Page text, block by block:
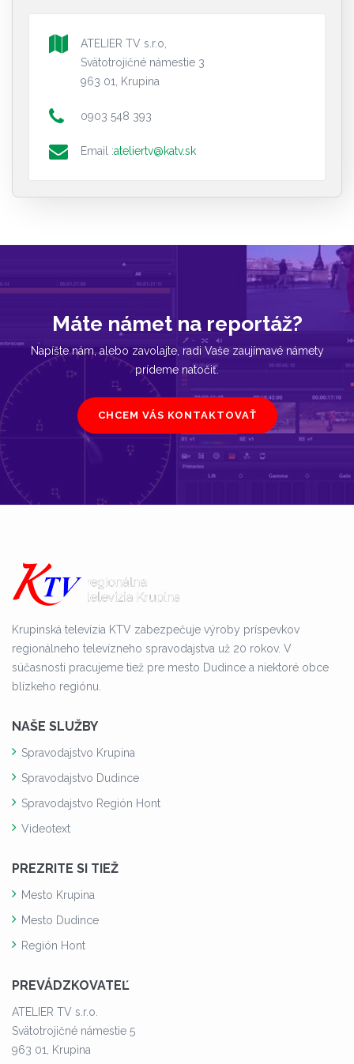
ATELIER TV s.r.o,
Svätotrojičné námestie 3
963 01, Krupina
0903 548 393
Email :ateliertv@katv.sk
Máte námet na reportáž?
Napíšte nám, alebo zavolajte, radi Vaše zaujímavé námety
prídeme natočiť.
CHCEM VÁS KONTAKTOVAŤ
Krupinská televízia KTV zabezpečuje výroby príspevkov
regionálneho televízneho spravodajstva už 20 rokov. V
súčasnosti pracujeme tiež pre mesto Dudince a niektoré obce
blízkeho regiónu.
NAŠE SLUŽBY
Spravodajstvo Krupina
Spravodajstvo Dudince
Spravodajstvo Región Hont
Videotext
PREZRITE SI TIEŽ
Mesto Krupina
Mesto Dudince
Región Hont
PREVÁDZKOVATEĽ
ATELIER TV s.r.o.
Svätotrojičné námestie 5
963 01, Krupina